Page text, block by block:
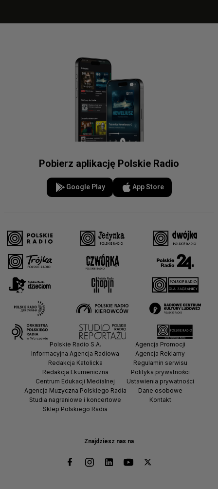
Pobierz aplikację Polskie Radio
Google Play App Store
Znajdziesz nas na
Polskie Radio S.A.
Informacyjna Agencja Radiowa
Redakcja Katolicka
Redakcja Ekumeniczna
Centrum Edukacji Medialnej
Agencja Muzyczna Polskiego Radia
Studia nagraniowe i koncertowe
Sklep Polskiego Radia
Agencja Promocji
Agencja Reklamy
Regulamin serwisu
Polityka prywatności
Ustawienia prywatności
Dane osobowe
Kontakt